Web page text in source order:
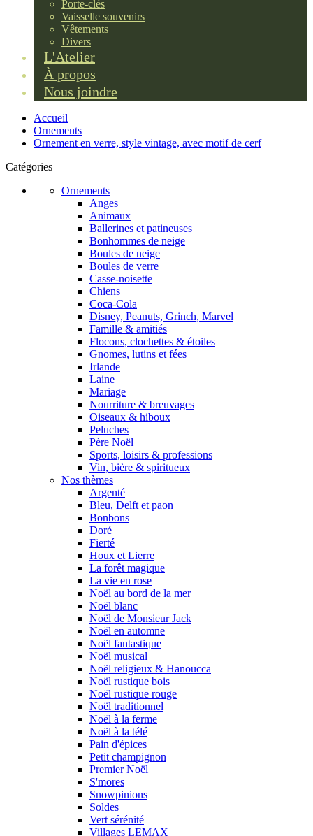
Porte-clés
Vaisselle souvenirs
Vêtements
Divers
L'Atelier
À propos
Nous joindre
Accueil
Ornements
Ornement en verre, style vintage, avec motif de cerf
Catégories
Nos thèmes
Argenté
Bleu, Delft et paon
Bonbons
Doré
Fierté
Houx et Lierre
La forêt magique
La vie en rose
Noël au bord de la mer
Noël blanc
Noël de Monsieur Jack
Noël en automne
Noël fantastique
Noël musical
Noël religieux & Hanoucca
Noël rustique bois
Noël rustique rouge
Noël traditionnel
Noël à la ferme
Noël à la télé
Pain d'épices
Petit champignon
Premier Noël
S'mores
Snowpinions
Soldes
Vert sérénité
Villages LEMAX
Ornements
Anges
Animaux
Ballerines et patineuses
Bonhommes de neige
Boules de neige
Boules de verre
Casse-noisette
Chiens
Coca-Cola
Disney, Peanuts, Grinch, Marvel
Famille & amitiés
Flocons, clochettes & étoiles
Gnomes, lutins et fées
Irlande
Laine
Mariage
Nourriture & breuvages
Oiseaux & hiboux
Peluches
Père Noël
Sports, loisirs & professions
Vin, bière & spiritueux